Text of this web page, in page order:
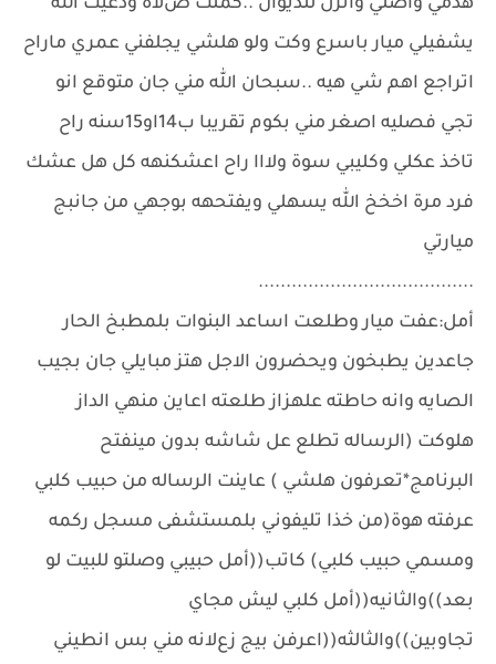
هدمي واصلي وانزل للديوان ..كملت صﻻة ودعيت الله
يشفيلي ميار باسرع وكت ولو هلشي يجلفني عمري ماراح
اتراجع اهم شي هيه ..سبحان الله مني جان متوقع انو
تجي فصليه اصغر مني بكوم تقريبا ب14او15سنه راح
تاخذ عكلي وكليبي سوة وﻻاا راح اعشكنهه كل هل عشك
فرد مرة اخخخ الله يسهلي ويفتحهه بوجهي من جانبج
ميارتي
.......................................
أمل:عفت ميار وطلعت اساعد البنوات بلمطبخ الحار
جاعدين يطبخون ويحضرون الاجل هتز مبايلي جان بجيب
الصايه وانه حاطته علهزاز طلعته اعاين منهي الداز
هلوكت (الرساله تطلع عل شاشه بدون مينفتح
البرنامج*تعرفون هلشي ) عاينت الرساله من حبيب كلبي
عرفته هوة(من خذا تليفوني بلمستشفى مسجل ركمه
ومسمي حبيب كلبي) كاتب((أمل حبيبي وصلتو للبيت لو
بعد))والثانيه((أمل كلبي ليش مجاي
تجاوبين))والثالثه((اعرفن بيج زعﻻنه مني بس انطيني